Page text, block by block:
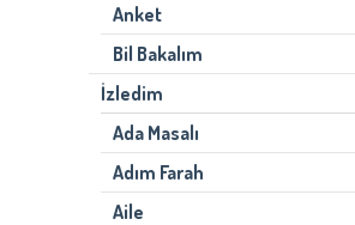
Anket
Bil Bakalım
İzledim
Ada Masalı
Adım Farah
Aile